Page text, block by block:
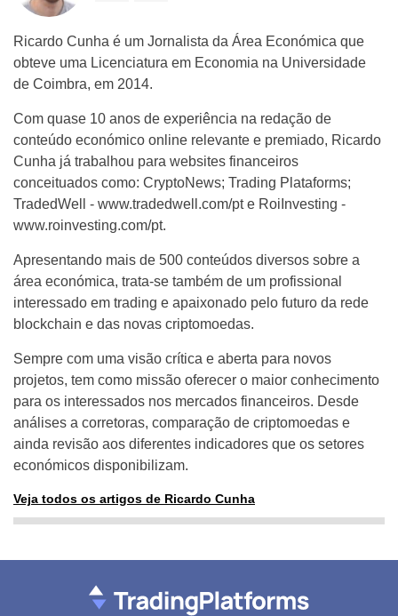
Ricardo Cunha é um Jornalista da Área Económica que
obteve uma Licenciatura em Economia na Universidade
de Coimbra, em 2014.
Com quase 10 anos de experiência na redação de
conteúdo económico online relevante e premiado, Ricardo
Cunha já trabalhou para websites financeiros
conceituados como: CryptoNews; Trading Plataforms;
TradedWell - www.tradedwell.com/pt e RoiInvesting -
www.roinvesting.com/pt.
Apresentando mais de 500 conteúdos diversos sobre a
área económica, trata-se também de um profissional
interessado em trading e apaixonado pelo futuro da rede
blockchain e das novas criptomoedas.
Sempre com uma visão crítica e aberta para novos
projetos, tem como missão oferecer o maior conhecimento
para os interessados nos mercados financeiros. Desde
análises a corretoras, comparação de criptomoedas e
ainda revisão aos diferentes indicadores que os setores
económicos disponibilizam.
Veja todos os artigos de Ricardo Cunha